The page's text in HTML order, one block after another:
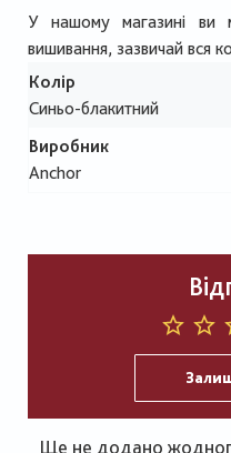
У нашому магазині ви
вишивання, зазвичай вся
Колір
Синьо-блакитний
Виробник
Anchor
Ще не додано